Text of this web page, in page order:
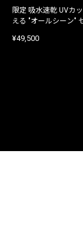
限定 吸水速乾 UVカ
える "オールシーン"
¥49,500